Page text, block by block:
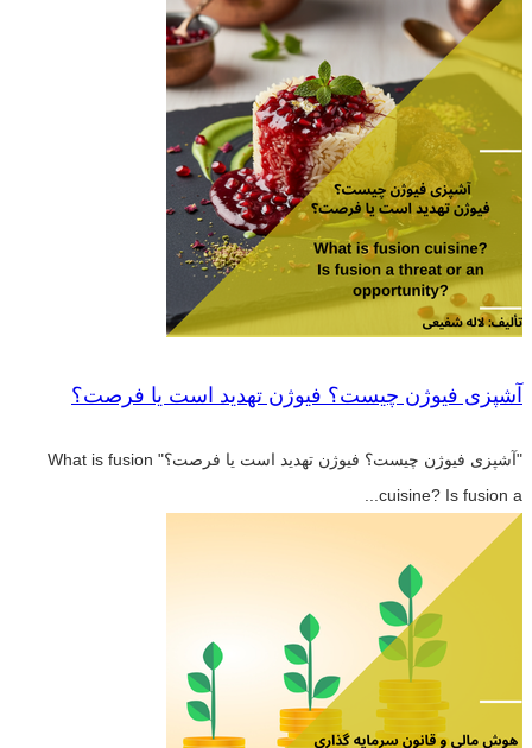
آشپزی فیوژن چیست؟ فیوژن تهدید است یا فرصت؟
"آشپزی فیوژن چیست؟ فیوژن تهدید است یا فرصت؟" What is fusion
cuisine? Is fusion a...